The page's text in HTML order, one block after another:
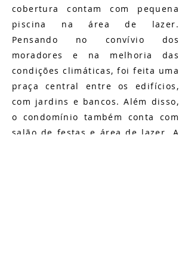
cobertura contam com pequena
piscina na área de lazer.
Pensando no convívio dos
moradores e na melhoria das
condições climáticas, foi feita uma
praça central entre os edifícios,
com jardins e bancos. Além disso,
o condomínio também conta com
salão de festas e área de lazer. A